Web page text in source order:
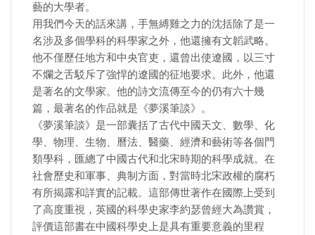
藝的大學者。
用我們今天的話來講，手無縛雞之力的沈括除了是一
名涉及多個學科的科學家之外，他還擁有文韜武略。
他不僅歷任地方和中央官吏，還曾出使遼國，以三寸
不爛之舌駁斥了強悍的遼國的征地要求。此外，他還
是著名的文學家。他的詩文流傳至今的仍有六十幾
篇，最著名的作品就是《夢溪筆談》。
《夢溪筆談》是一部囊括了古代中國天文、數學、化
學、物理、生物、曆法、醫藥、經濟和藝術等各個門
類學科，匯總了中國古代和北宋時期的科學成就。在
社會歷史和軍事、典制方面，對當時北宋政權的腐朽
有所揭露和詳實的記載。這部傳世著作在國際上受到
了高度重視，英國的科學史家李約瑟曾經大為讚賞，
評價這部書在中國科學史上是具有重要意義的里程